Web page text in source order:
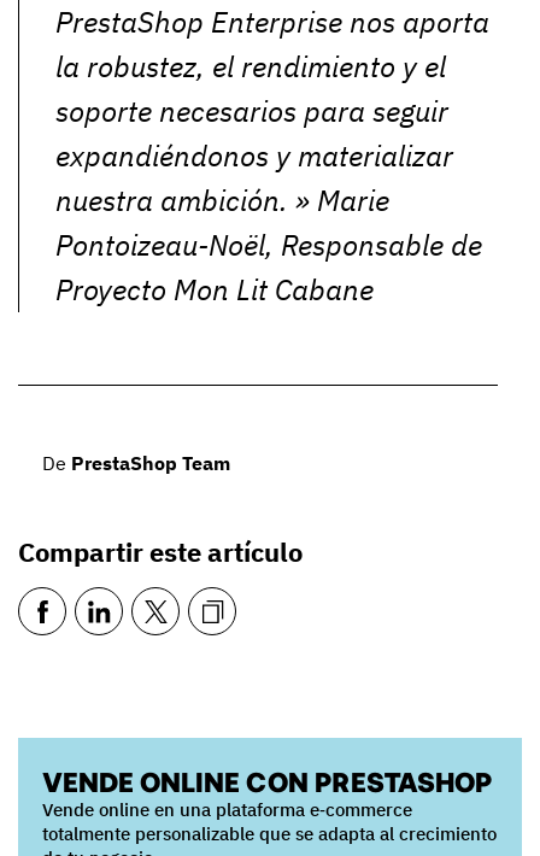
PrestaShop Enterprise nos aporta
la robustez, el rendimiento y el
soporte necesarios para seguir
expandiéndonos y materializar
nuestra ambición. » Marie
Pontoizeau-Noël, Responsable de
Proyecto Mon Lit Cabane
De PrestaShop Team
Compartir este artículo
VENDE ONLINE CON PRESTASHOP
Vende online en una plataforma e‑commerce
totalmente personalizable que se adapta al crecimiento